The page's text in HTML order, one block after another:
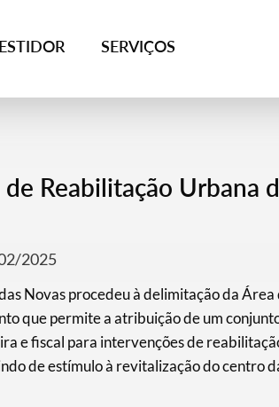
SERVIÇOS
Reabilitação Urbana
2025
Novas procedeu à delimitação da
que permite a atribuição de um
e fiscal para intervenções de
de estímulo à revitalização do centro